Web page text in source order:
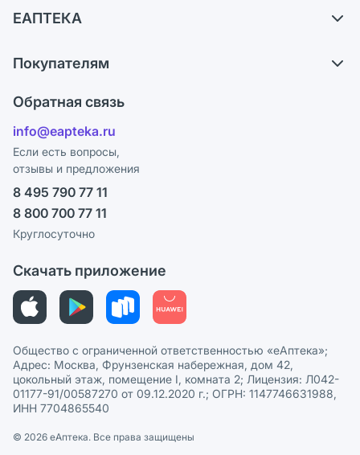
Обмен и возврат
Блог
ЕАПТЕКА
Карьера
Поставщики
Лицензия
Реклама на сайте
Ваши товары на ЕАПТЕКЕ
СМИ о нас
Покупателям
Программа СберСпасибо
Политика конфиденциальности
Пользовательское соглашение
Политика рекомендаций
Политика в отношении обработки персональных данных
Обратная связь
info@eapteka.ru
Если есть вопросы,
отзывы и предложения
8 495 790 77 11
8 800 700 77 11
Круглосуточно
Скачать приложение
Общество с ограниченной ответственностью «еАптека»;
Адрес: Москва, Фрунзенская набережная, дом 42,
цокольный этаж, помещение I, комната 2; Лицензия: Л042-
01177-91/00587270 от 09.12.2020 г.; ОГРН: 1147746631988,
ИНН 7704865540
© 2026 eАптека. Все права защищены